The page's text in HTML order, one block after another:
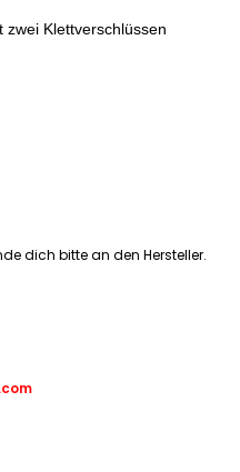
zwei Klettverschlüssen
dich bitte an den Hersteller.